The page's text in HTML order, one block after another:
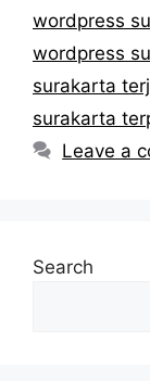
wordpress
wordpress
surakarta
surakarta
Leave a
Search